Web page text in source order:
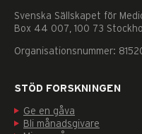
Svenska Sällskapet för
Box 44 007, 100 73
Organisationsnummer:
STÖD FORSKNINGEN
Ge en gåva
Bli månadsgivare
Nödvändiga